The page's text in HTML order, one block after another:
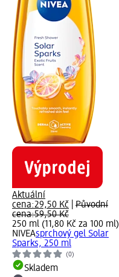
Aktuální
cena:29,50 Kč
Původní
cena:59,50 Kč
250 ml (11,80 Kč za 100 ml)
NIVEAsprchový gel Solar
Sparks, 250 ml
(0)
Skladem